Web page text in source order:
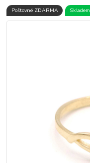
Poštovné ZDARMA Skladem